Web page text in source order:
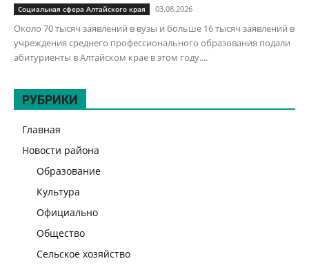
Социальная сфера Алтайского края 03.08.2026
Около 70 тысяч заявлений в вузы и больше 16 тысяч заявлений в
учреждения среднего профессионального образования подали
абитуриенты в Алтайском крае в этом году....
РУБРИКИ
Главная
Новости района
Образование
Культура
Официально
Общество
Сельское хозяйство